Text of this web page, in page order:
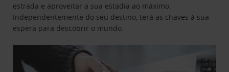
estrada e aproveitar a sua estadia ao máximo.
Independentemente do seu destino, terá as chaves à sua
espera para descobrir o mundo.